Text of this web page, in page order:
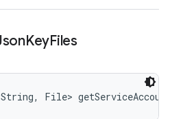
KeyFiles
File>